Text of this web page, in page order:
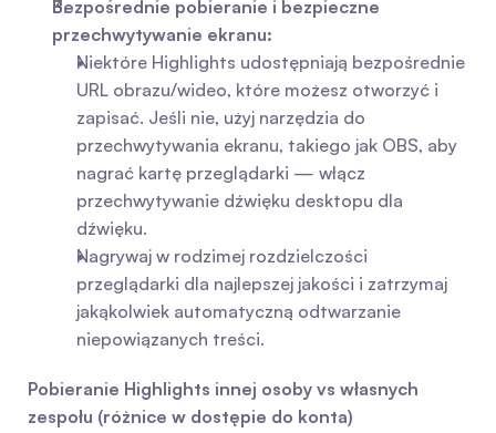
Bezpośrednie pobieranie i bezpieczne
przechwytywanie ekranu:
Niektóre Highlights udostępniają bezpośrednie
URL obrazu/wideo, które możesz otworzyć i
zapisać. Jeśli nie, użyj narzędzia do
przechwytywania ekranu, takiego jak OBS, aby
nagrać kartę przeglądarki — włącz
przechwytywanie dźwięku desktopu dla
dźwięku.
Nagrywaj w rodzimej rozdzielczości
przeglądarki dla najlepszej jakości i zatrzymaj
jakąkolwiek automatyczną odtwarzanie
niepowiązanych treści.
Pobieranie Highlights innej osoby vs własnych
zespołu (różnice w dostępie do konta)